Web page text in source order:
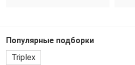
Популярные подборки
Triplex